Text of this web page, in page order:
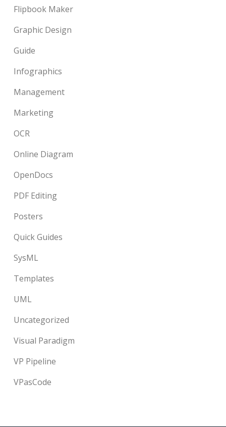
Flipbook Maker
Graphic Design
Guide
Infographics
Management
Marketing
OCR
Online Diagram
OpenDocs
PDF Editing
Posters
Quick Guides
SysML
Templates
UML
Uncategorized
Visual Paradigm
VP Pipeline
VPasCode